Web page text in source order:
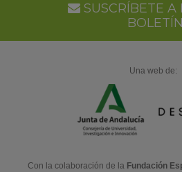
SUSCRÍBETE A
BOLETÍN
Una web de:
Con la colaboración de la Fundación